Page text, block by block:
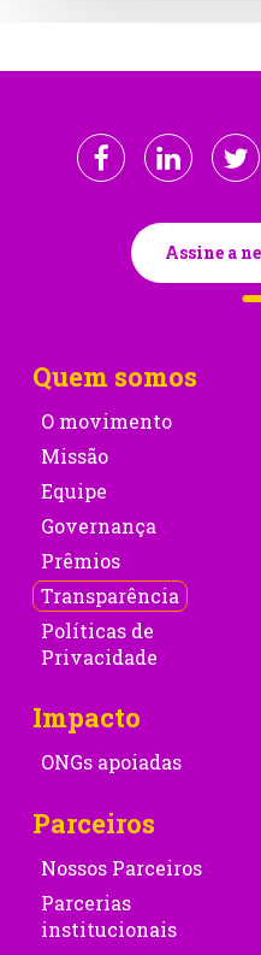
Assine a
Quem somos
O movimento
Missão
Equipe
Governança
Prêmios
Transparência
Políticas de
Privacidade
Impacto
ONGs apoiadas
Parceiros
Nossos Parceiros
Parcerias
institucionais